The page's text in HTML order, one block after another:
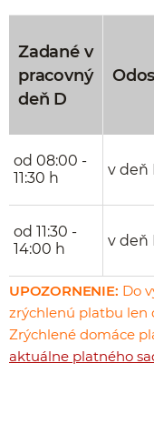
Zadané v
pracovný
deň D
od 08:00 -
11:30 h
v deň
od 11:30 -
14:00 h
v deň
UPOZORNENIE: Do
zrýchlenú platbu len
Zrýchlené domáce
aktuálne platného